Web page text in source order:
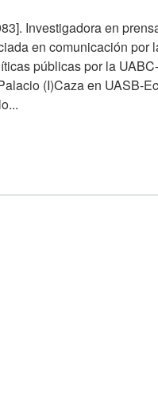
Investigadora en
en comunicación por
públicas por la
(I)Caza en UASB-